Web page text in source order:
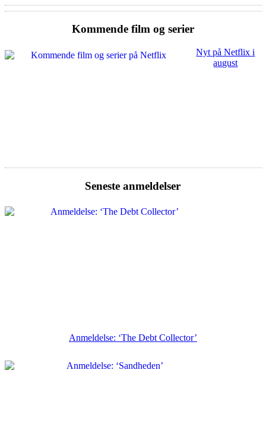
Kommende film og serier
Nyt på Netflix i
august
Seneste anmeldelser
Anmeldelse: ‘The Debt Collector’